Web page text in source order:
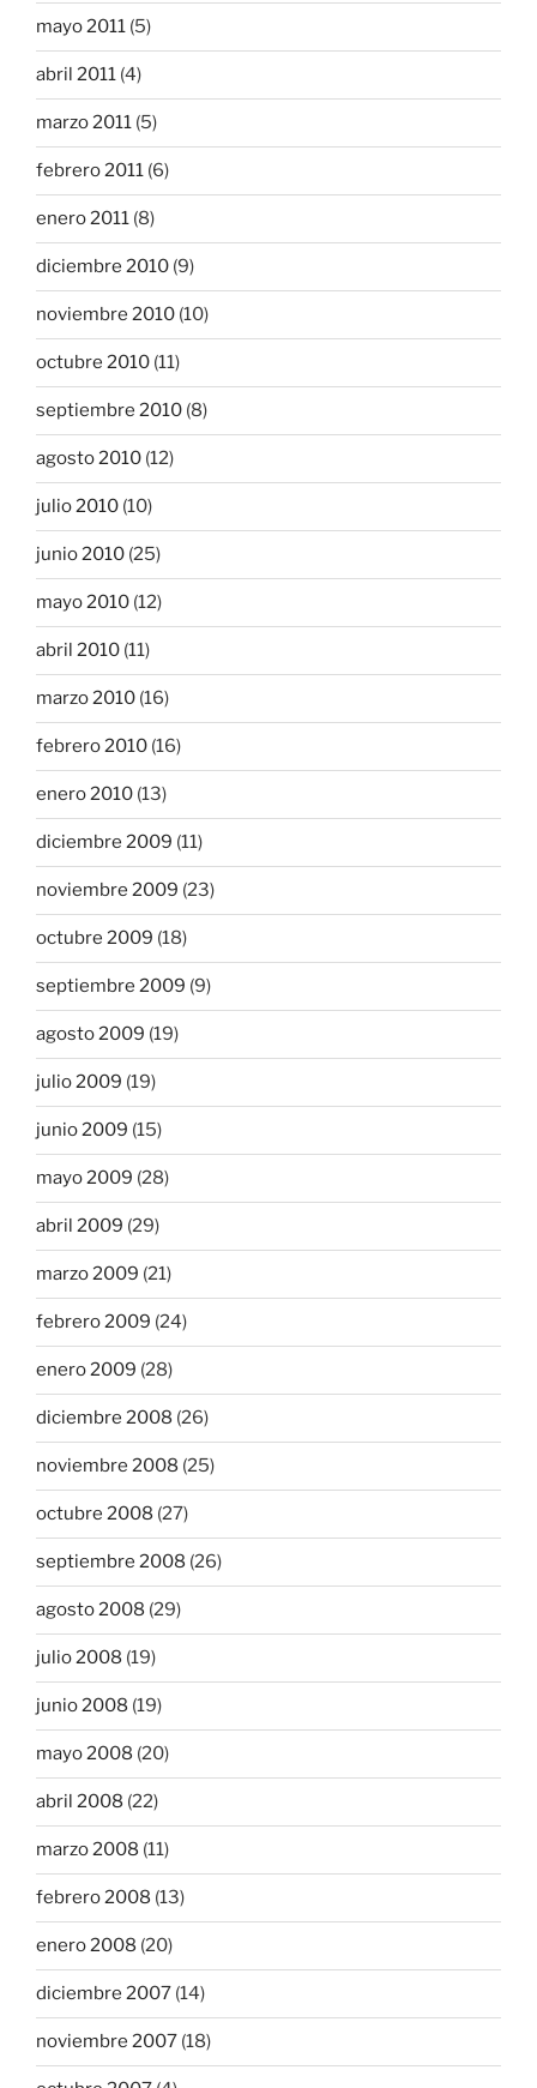
mayo 2011 (5)
abril 2011 (4)
marzo 2011 (5)
febrero 2011 (6)
enero 2011 (8)
diciembre 2010 (9)
noviembre 2010 (10)
octubre 2010 (11)
septiembre 2010 (8)
agosto 2010 (12)
julio 2010 (10)
junio 2010 (25)
mayo 2010 (12)
abril 2010 (11)
marzo 2010 (16)
febrero 2010 (16)
enero 2010 (13)
diciembre 2009 (11)
noviembre 2009 (23)
octubre 2009 (18)
septiembre 2009 (9)
agosto 2009 (19)
julio 2009 (19)
junio 2009 (15)
mayo 2009 (28)
abril 2009 (29)
marzo 2009 (21)
febrero 2009 (24)
enero 2009 (28)
diciembre 2008 (26)
noviembre 2008 (25)
octubre 2008 (27)
septiembre 2008 (26)
agosto 2008 (29)
julio 2008 (19)
junio 2008 (19)
mayo 2008 (20)
abril 2008 (22)
marzo 2008 (11)
febrero 2008 (13)
enero 2008 (20)
diciembre 2007 (14)
noviembre 2007 (18)